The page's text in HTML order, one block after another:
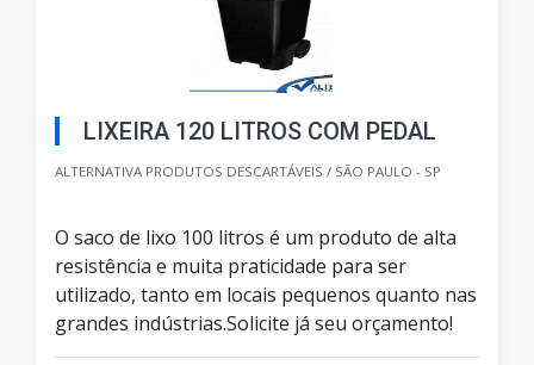
LIXEIRA 120 LITROS COM PEDAL
ALTERNATIVA PRODUTOS DESCARTÁVEIS / SÃO PAULO - SP
O saco de lixo 100 litros é um produto de alta
resistência e muita praticidade para ser
utilizado, tanto em locais pequenos quanto nas
grandes indústrias.Solicite já seu orçamento!